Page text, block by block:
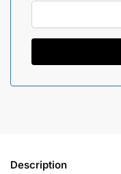
Description